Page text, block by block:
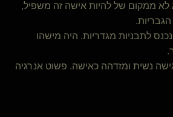
לא ממקום של להיות אישה זה משפיל,
לתבניות מגדריות. היה מישהו
נשית ומזדהה כאישה. פשוט אנרגיה